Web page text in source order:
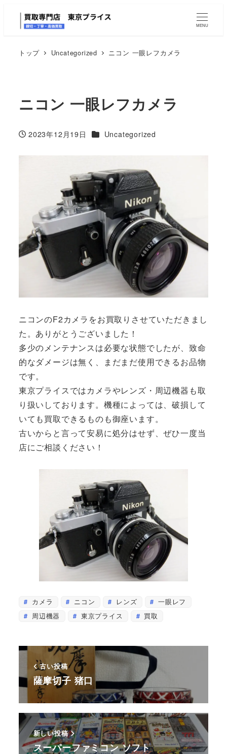
MENU
トップ Uncategorized ニコン 一眼レフカメラ
ニコン 一眼レフカメラ
投稿日
2023年12月19日 カテゴリー
Uncategorized
ニコンのF2カメラをお買取りさせていただきまし
た。ありがとうございました！
多少のメンテナンスは必要な状態でしたが、致命
的なダメージは無く、まだまだ使用できるお品物
です。
東京プライスではカメラやレンズ・周辺機器も取
り扱いしております。機種によっては、破損して
いても買取できるものも御座います。
古いからと言って安易に処分はせず、ぜひ一度当
店にご相談ください！
カメラ ニコン レンズ
一眼レフ
周辺機器
東京プライス 買取
古い投稿
薩摩切子 猪口
新しい投稿
スーパーファミコン ソフト